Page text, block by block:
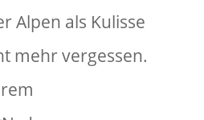
Alpen als Kulisse
mehr vergessen.